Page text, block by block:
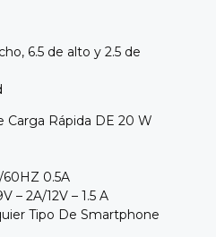
6.5 de alto y 2.5 de
Rápida DE 20 W
60HZ 0.5A
– 2A/12V – 1.5 A
Tipo De Smartphone